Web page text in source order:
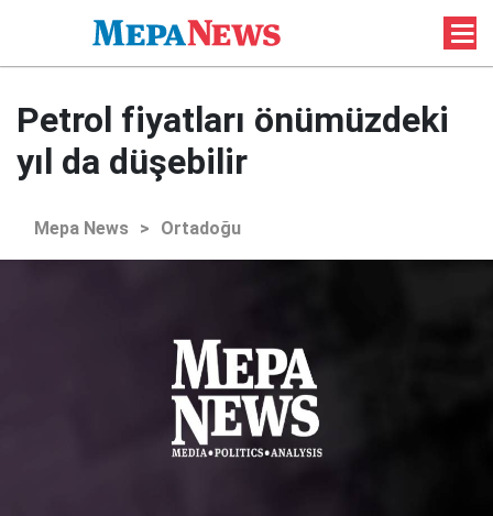
Petrol fiyatları önümüzdeki
yıl da düşebilir
Mepa News > Ortadoğu